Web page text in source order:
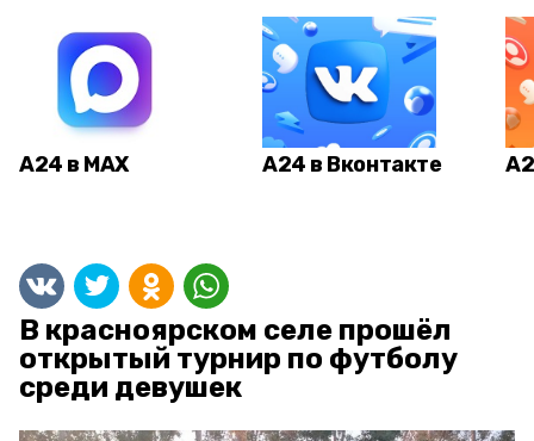
А24 в MAX А24 в Вконтакте
В красноярском селе прошёл
открытый турнир по футболу
среди девушек